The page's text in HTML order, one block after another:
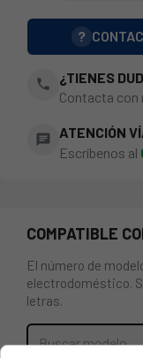
?
phone
¿TIENES
Contacta con
chat ATENCIÓN
Escríbenos al
COMPATIBLE
El número de
electrodoméstico.
letras.